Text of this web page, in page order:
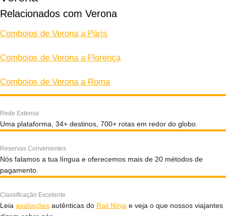
Relacionados com Verona
Comboios de Verona a Páris
Comboios de Verona a Florença
Comboios de Verona a Roma
Rede Extensa
Uma plataforma, 34+ destinos, 700+ rotas em redor do globo.
Reservas Convenientes
Nós falamos a tua língua e oferecemos mais de 20 métodos de
pagamento.
Classificação Excelente
Leia avaliações autênticas do Rail Ninja e veja o que nossos viajantes